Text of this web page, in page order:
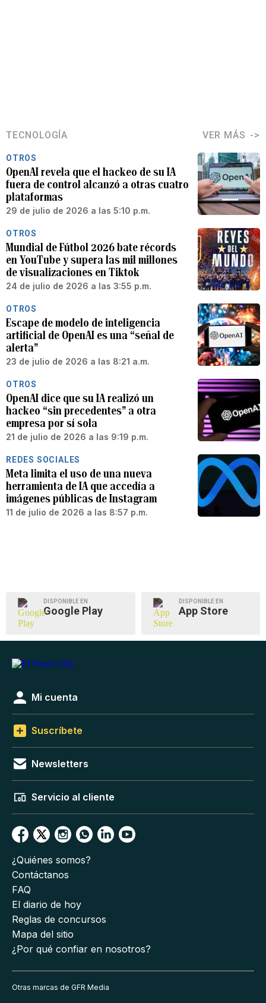
TECNOLOGÍA VER MÁS
OTROS
OpenAI revela que el hackeo de su IA
fuera de control alcanzó a otras cuatro
plataformas
29 de julio de 2026 a las 5:10 p.m.
OTROS
Mundial de Fútbol 2026 bate récords
en YouTube y supera las mil millones
de visualizaciones en Tiktok
24 de julio de 2026 a las 3:55 p.m.
OTROS
Escape de modelo de inteligencia
artificial de OpenAI es una “señal de
alerta”
23 de julio de 2026 a las 8:21 a.m.
OTROS
OpenAI dice que su IA realizó un
hackeo “sin precedentes” a otra
empresa por sí sola
21 de julio de 2026 a las 9:19 p.m.
REDES SOCIALES
Meta limita el uso de una nueva
herramienta de IA que accedía a
imágenes públicas de Instagram
11 de julio de 2026 a las 8:57 p.m.
DISPONIBLE EN
Google Play
DISPONIBLE EN
App Store
Mi cuenta
Suscríbete
Newsletters
Servicio al cliente
¿Quiénes somos?
Contáctanos
FAQ
El diario de hoy
Reglas de concursos
Mapa del sitio
¿Por qué confiar en nosotros?
Otras marcas de GFR Media